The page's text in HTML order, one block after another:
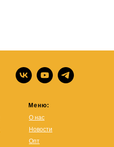
Меню:
О нас
Новости
Опт